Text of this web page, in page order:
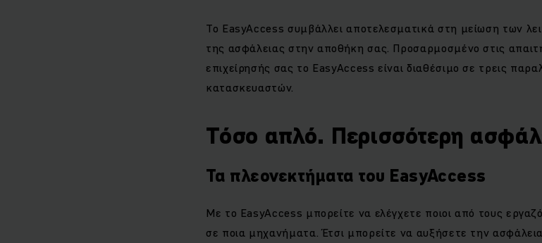
Το EasyAccess συμβάλλει αποτελεσματικά στη μείωση των
της ασφάλειας στην αποθήκη σας. Προσαρμοσμένο στις
επιχείρησής σας το EasyAccess είναι διαθέσιμο σε τρεις
κατασκευαστών.
Τόσο απλό. Περισσότερη
Τα πλεονεκτήματα του EasyAccess
Με το EasyAccess μπορείτε να ελέγχετε ποιοι από τους
σε ποια μηχανήματα. Έτσι μπορείτε να αυξήσετε την